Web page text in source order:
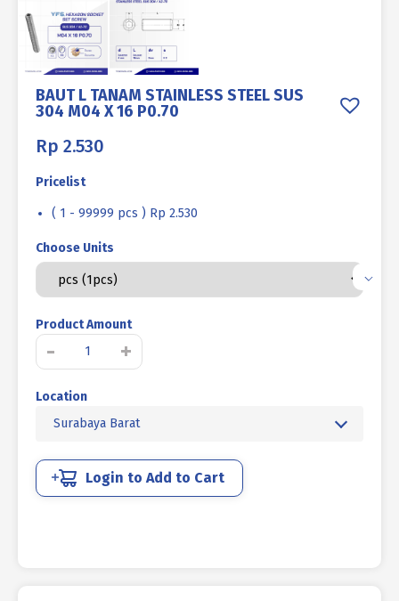
BAUT L TANAM STAINLESS STEEL SUS
304 M04 X 16 P0.70
Rp 2.530
Pricelist
( 1 - 99999 pcs ) Rp 2.530
Choose Units
Product Amount
-
Kuantitas
TANAM
STAINLESS
304
M04
+
Location
Surabaya Barat
Login to Add to Cart